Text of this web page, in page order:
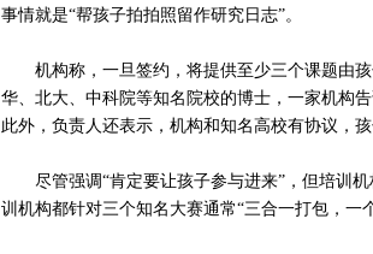
事情就是“帮孩子拍拍照留作研究日志”。
机构称，一旦签约，将提供至少三个课题由孩
华、北大、中科院等知名院校的博士，一家机构
此外，负责人还表示，机构和知名高校有协议，
尽管强调“肯定要让孩子参与进来”，但培训机
训机构都针对三个知名大赛通常“三合一打包，一